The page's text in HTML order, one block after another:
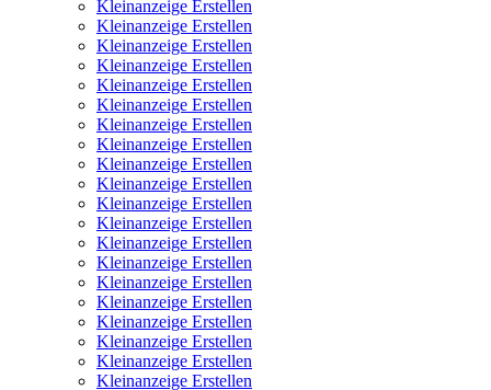
Kleinanzeige Erstellen
Kleinanzeige Erstellen
Kleinanzeige Erstellen
Kleinanzeige Erstellen
Kleinanzeige Erstellen
Kleinanzeige Erstellen
Kleinanzeige Erstellen
Kleinanzeige Erstellen
Kleinanzeige Erstellen
Kleinanzeige Erstellen
Kleinanzeige Erstellen
Kleinanzeige Erstellen
Kleinanzeige Erstellen
Kleinanzeige Erstellen
Kleinanzeige Erstellen
Kleinanzeige Erstellen
Kleinanzeige Erstellen
Kleinanzeige Erstellen
Kleinanzeige Erstellen
Kleinanzeige Erstellen